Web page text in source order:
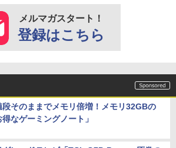
メルマガスタート！
登録はこちら
段そのままでメモリ倍増！メモリ32GBの
得なゲーミングノート」